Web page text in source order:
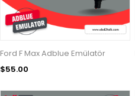
Ford F Max Adblue Emülatör
$55.00